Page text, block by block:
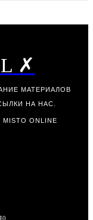
✗
МАТЕРИАЛОВ
НА НАС.
MISTO ONLINE
0